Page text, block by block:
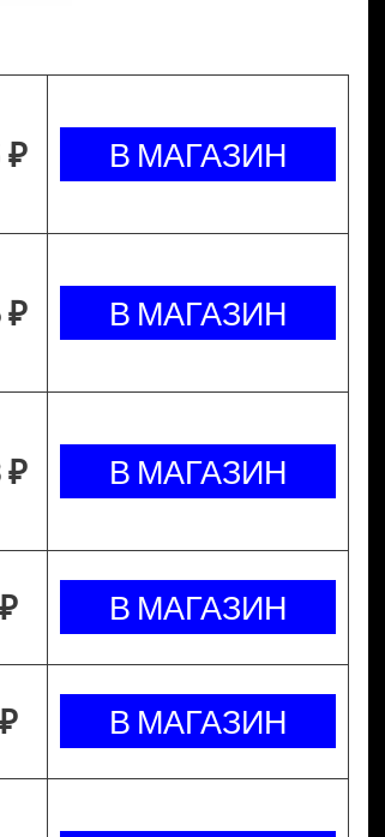
₽
₽
₽